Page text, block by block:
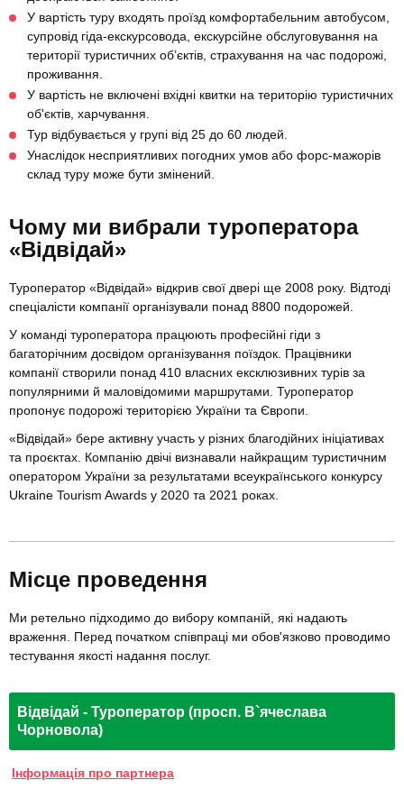
У вартість туру входять проїзд комфортабельним автобусом,
супровід гіда-екскурсовода, екскурсійне обслуговування на
території туристичних об’єктів, страхування на час подорожі,
проживання.
У вартість не включені вхідні квитки на територію туристичних
об'єктів, харчування.
Тур відбувається у групі від 25 до 60 людей.
Унаслідок несприятливих погодних умов або форс-мажорів
склад туру може бути змінений.
Чому ми вибрали туроператора
«Відвідай»
Туроператор «Відвідай» відкрив свої двері ще 2008 року. Відтоді
спеціалісти компанії організували понад 8800 подорожей.
У команді туроператора працюють професійні гіди з
багаторічним досвідом організування поїздок. Працівники
компанії створили понад 410 власних ексклюзивних турів за
популярними й маловідомими маршрутами. Туроператор
пропонує подорожі територією України та Європи.
«Відвідай» бере активну участь у різних благодійних ініціативах
та проєктах. Компанію двічі визнавали найкращим туристичним
оператором України за результатами всеукраїнського конкурсу
Ukraine Tourism Awards у 2020 та 2021 роках.
Місце проведення
Ми ретельно підходимо до вибору компаній, які надають
враження. Перед початком співпраці ми обов'язково проводимо
тестування якості надання послуг.
Відвідай - Туроператор (просп. В`ячеслава
Чорновола)
Інформація про партнера